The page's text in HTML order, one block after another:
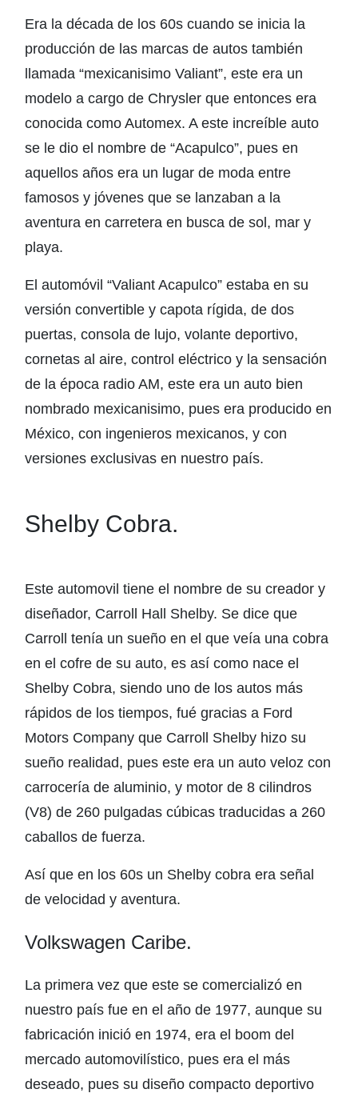
Era la década de los 60s cuando se inicia la
producción de las marcas de autos también
llamada “mexicanisimo Valiant”, este era un
modelo a cargo de Chrysler que entonces era
conocida como Automex. A este increíble auto
se le dio el nombre de “Acapulco”, pues en
aquellos años era un lugar de moda entre
famosos y jóvenes que se lanzaban a la
aventura en carretera en busca de sol, mar y
playa.
El automóvil “Valiant Acapulco” estaba en su
versión convertible y capota rígida, de dos
puertas, consola de lujo, volante deportivo,
cornetas al aire, control eléctrico y la sensación
de la época radio AM, este era un auto bien
nombrado mexicanisimo, pues era producido en
México, con ingenieros mexicanos, y con
versiones exclusivas en nuestro país.
Shelby Cobra.
Este automovil tiene el nombre de su creador y
diseñador, Carroll Hall Shelby. Se dice que
Carroll tenía un sueño en el que veía una cobra
en el cofre de su auto, es así como nace el
Shelby Cobra, siendo uno de los autos más
rápidos de los tiempos, fué gracias a Ford
Motors Company que Carroll Shelby hizo su
sueño realidad, pues este era un auto veloz con
carrocería de aluminio, y motor de 8 cilindros
(V8) de 260 pulgadas cúbicas traducidas a 260
caballos de fuerza.
Así que en los 60s un Shelby cobra era señal
de velocidad y aventura.
Volkswagen Caribe.
La primera vez que este se comercializó en
nuestro país fue en el año de 1977, aunque su
fabricación inició en 1974, era el boom del
mercado automovilístico, pues era el más
deseado, pues su diseño compacto deportivo